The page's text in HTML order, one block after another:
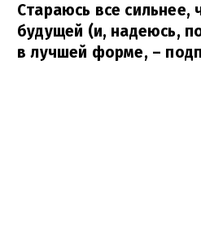
Стараюсь все
будущей (и, надеюсь,
в лучшей форме, –